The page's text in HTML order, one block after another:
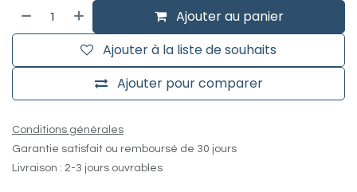
Ajouter au panier
Ajouter pour comparer
Ajouter à la liste de souhaits
Conditions générales
Garantie satisfait ou remboursé de 30 jours
Livraison : 2-3 jours ouvrables